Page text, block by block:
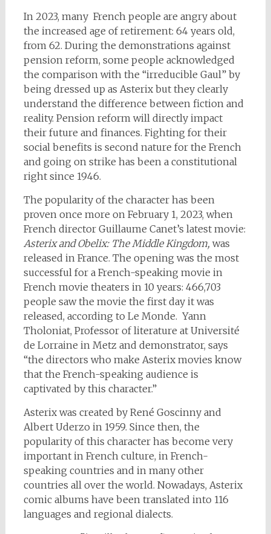
In 2023, many French people are angry about
the increased age of retirement: 64 years old,
from 62. During the demonstrations against
pension reform, some people acknowledged
the comparison with the “irreducible Gaul” by
being dressed up as Asterix but they clearly
understand the difference between fiction and
reality. Pension reform will directly impact
their future and finances. Fighting for their
social benefits is second nature for the French
and going on strike has been a constitutional
right since 1946.
The popularity of the character has been
proven once more on February 1, 2023, when
French director Guillaume Canet’s latest movie:
Asterix and Obelix: The Middle Kingdom, was
released in France. The opening was the most
successful for a French-speaking movie in
French movie theaters in 10 years: 466,703
people saw the movie the first day it was
released, according to Le Monde. Yann
Tholoniat, Professor of literature at Université
de Lorraine in Metz and demonstrator, says
“the directors who make Asterix movies know
that the French-speaking audience is
captivated by this character.”
Asterix was created by René Goscinny and
Albert Uderzo in 1959. Since then, the
popularity of this character has become very
important in French culture, in French-
speaking countries and in many other
countries all over the world. Nowadays, Asterix
comic albums have been translated into 116
languages and regional dialects.